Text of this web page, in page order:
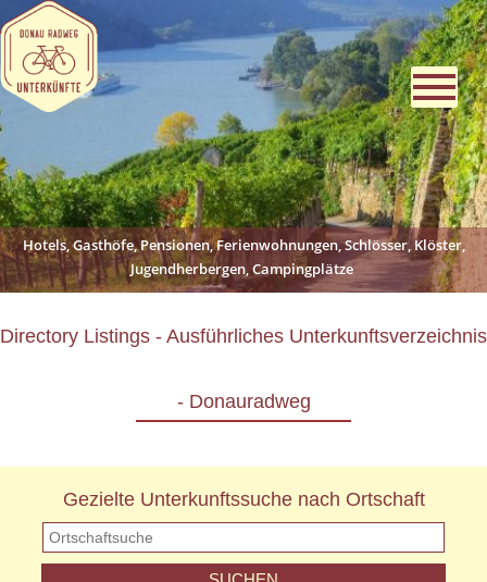
Hotels, Gasthöfe, Pensionen, Ferienwohnungen, Schlösser, Klöster,
Jugendherbergen, Campingplätze
Directory Listings - Ausführliches Unterkunftsverzeichnis
- Donauradweg
Gezielte Unterkunftssuche nach Ortschaft